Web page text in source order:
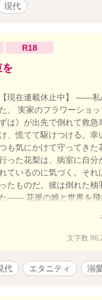
現代
R18
【現在連載休止中】 ――
た。 実家のフラワーショ
は》が出先で倒れて救
け、慌てて駆けつける。
も気にかけて守ってきた
った花梨は、病室に自
れているのに気づく。そ
ったものだ。彼は倒れた
た―― 花屋の娘と世界を飛
く加筆修正します。構成
んけんが如く後からこそ
文字数
代 エタニティ 溺